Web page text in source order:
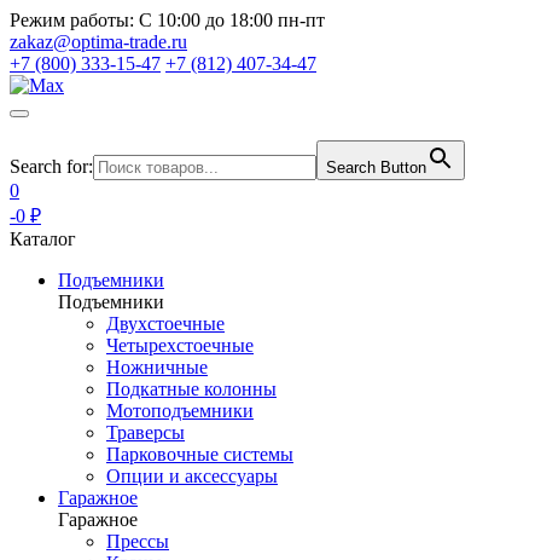
Режим работы: С 10:00 до 18:00 пн-пт
zakaz@optima-trade.ru
+7 (800) 333-15-47 +7 (812) 407-34-47
Search for: Search Button
0
-0 ₽
Каталог
Подъемники
Подъемники
Двухстоечные
Четырехстоечные
Ножничные
Подкатные колонны
Мотоподъемники
Траверсы
Парковочные системы
Опции и аксессуары
Гаражное
Гаражное
Прессы